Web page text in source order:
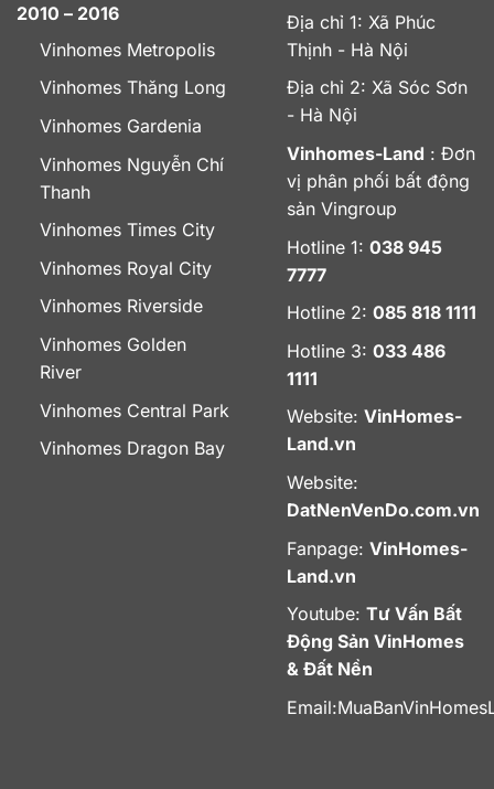
2010 – 2016
Vinhomes Metropolis
Vinhomes Thăng Long
Vinhomes Gardenia
Vinhomes Nguyễn Chí
Thanh
Vinhomes Times City
Vinhomes Royal City
Vinhomes Riverside
Vinhomes Golden
River
Vinhomes Central Park
Vinhomes Dragon Bay
Địa chỉ 1: Xã Phúc
Thịnh - Hà Nội
Địa chỉ 2: Xã Sóc Sơn
- Hà Nội
Vinhomes-Land : Đơn
vị phân phối bất động
sản Vingroup
Hotline 1: 038 945
7777
Hotline 2: 085 818 1111
Hotline 3: 033 486
1111
Website: VinHomes-
Land.vn
Website:
DatNenVenDo.com.vn
Fanpage: VinHomes-
Land.vn
Youtube: Tư Vấn Bất
Động Sản VinHomes
& Đất Nền
Email: